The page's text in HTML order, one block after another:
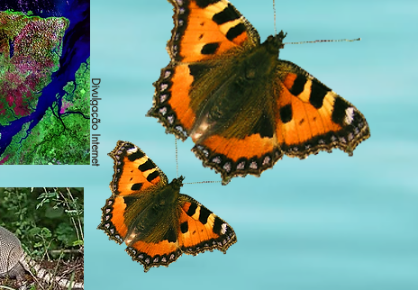
Divulgação Internet